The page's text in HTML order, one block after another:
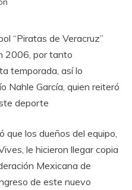
“Piratas de Veracruz”
2006, por tanto
temporada, así lo
Nahle García, quien reiteró
deporte
que los dueños del equipo,
le hicieron llegar copia
Mexicana de
de este nuevo